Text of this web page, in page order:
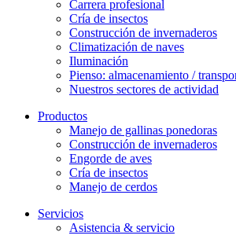
Carrera profesional
Cría de insectos
Construcción de invernaderos
Climatización de naves
Iluminación
Pienso: almacenamiento /
Nuestros sectores de actividad
Productos
Manejo de gallinas ponedoras
Construcción de invernaderos
Engorde de aves
Cría de insectos
Manejo de cerdos
Servicios
Asistencia & servicio